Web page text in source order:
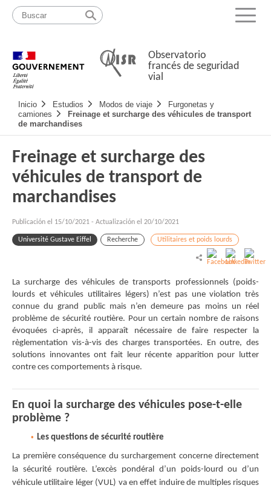
Pasar
contenido
Mapa
web
Menu
Observatorio
francés de seguridad
vial
Navigation
principale
Inicio Estudios Modos de viaje
Furgonetas y
camiones
Freinage et surcharge des véhicules de transport
de marchandises
Freinage et surcharge des
véhicules de transport de
marchandises
Publicación el 15/10/2021 - Actualización el 20/10/2021
Université Gustave Eiffel Recherche Utilitaires et poids lourds
La surcharge des véhicules de transports professionnels (poids-
lourds et véhicules utilitaires légers) n’est pas une violation très
connue du grand public mais n’en demeure pas moins un réel
problème de sécurité routière. Pour un certain nombre de raisons
évoquées ci-après, il apparaît nécessaire de faire respecter la
règlementation vis-à-vis des charges transportées. En outre, des
solutions innovantes ont fait leur récente apparition pour lutter
contre ces comportements à risque.
En quoi la surcharge des véhicules pose-t-elle
problème ?
Les questions de sécurité routière
La première conséquence du surchargement concerne directement
la sécurité routière. L’excès pondéral d’un poids-lourd ou d’un
véhicule utilitaire léger (VUL) va en effet induire de multiples risques